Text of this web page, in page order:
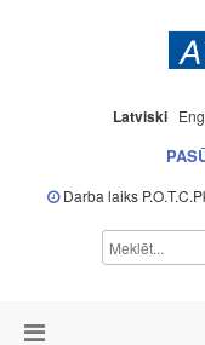
Latviski
Darba laiks